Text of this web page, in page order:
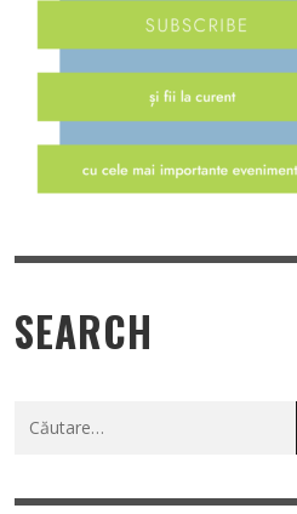
SEARCH
Caută